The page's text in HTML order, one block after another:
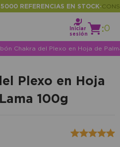
REFERENCIAS EN STOCK•
Iniciar
sesión
:0
Chakra del Plexo en Hoja de
Plexo en Hoja
100g